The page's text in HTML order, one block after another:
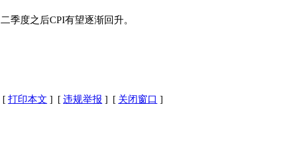
季度之后CPI有望逐渐回升。
[ 打印本文 ] [ 违规举报 ] [ 关闭窗口 ]